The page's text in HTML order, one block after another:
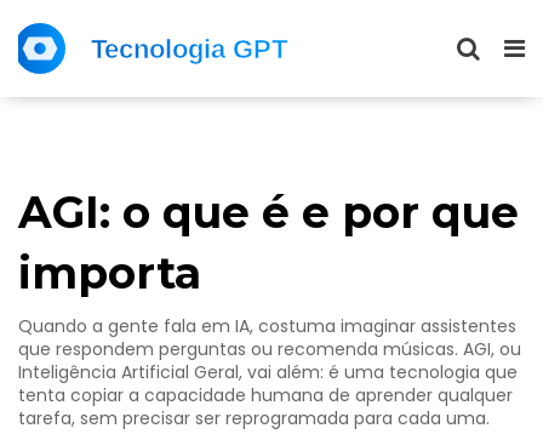
AGI: o que é e por que
importa
Quando a gente fala em IA, costuma imaginar assistentes
que respondem perguntas ou recomenda músicas. AGI, ou
Inteligência Artificial Geral, vai além: é uma tecnologia que
tenta copiar a capacidade humana de aprender qualquer
tarefa, sem precisar ser reprogramada para cada uma.